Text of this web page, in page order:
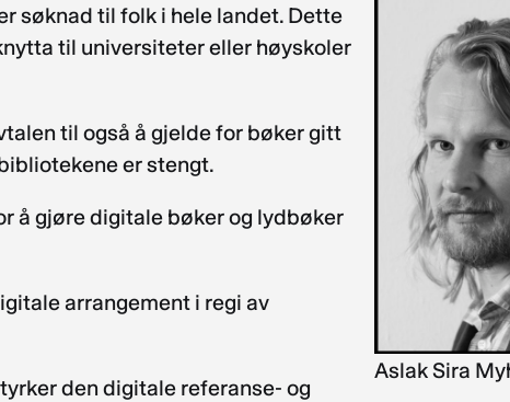
Aslak Sira
søknad til folk i hele landet. Dette
til universiteter eller høyskoler
til også å gjelde for bøker gitt
er stengt.
å gjøre digitale bøker og lydbøker
arrangement i regi av
den digitale referanse- og